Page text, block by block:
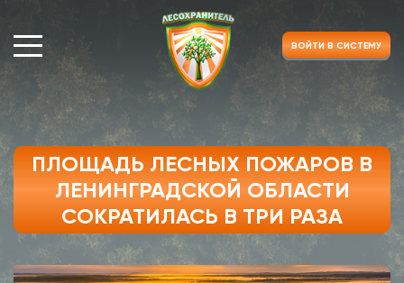
ВОЙТИ В СИСТЕМУ
ПЛОЩАДЬ ЛЕСНЫХ ПОЖАРОВ В
ЛЕНИНГРАДСКОЙ ОБЛАСТИ
СОКРАТИЛАСЬ В ТРИ РАЗА